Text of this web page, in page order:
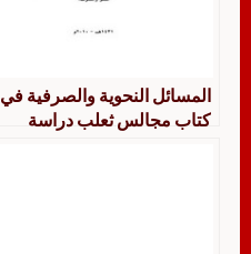
المسائل النحوية والصرفية في
كتاب مجالس ثعلب دراسة